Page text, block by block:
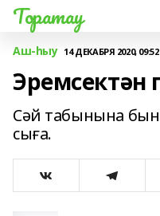
Торатау
Аш-һыу 14 ДЕКАБРЯ 2020, 09:52
Эремсектән
Сәй табынына
сыға.